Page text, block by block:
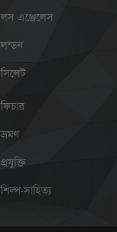
লস এঞ্জেলেস
লন্ডন
সিলেট
ফিচার
ভ্রমণ
প্রযুক্তি
শিল্প-সাহিত্য